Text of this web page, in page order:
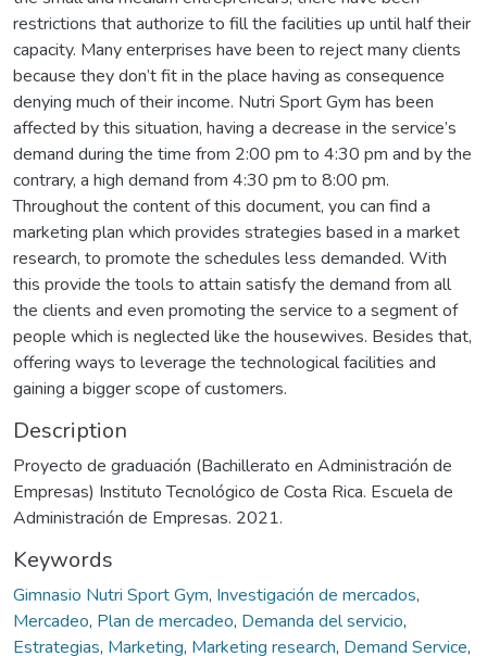
restrictions that authorize to fill the facilities up until half their
capacity. Many enterprises have been to reject many clients
because they don’t fit in the place having as consequence
denying much of their income. Nutri Sport Gym has been
affected by this situation, having a decrease in the service’s
demand during the time from 2:00 pm to 4:30 pm and by the
contrary, a high demand from 4:30 pm to 8:00 pm.
Throughout the content of this document, you can find a
marketing plan which provides strategies based in a market
research, to promote the schedules less demanded. With
this provide the tools to attain satisfy the demand from all
the clients and even promoting the service to a segment of
people which is neglected like the housewives. Besides that,
offering ways to leverage the technological facilities and
gaining a bigger scope of customers.
Description
Proyecto de graduación (Bachillerato en Administración de
Empresas) Instituto Tecnológico de Costa Rica. Escuela de
Administración de Empresas. 2021.
Keywords
Gimnasio Nutri Sport Gym, Investigación de mercados,
Mercadeo, Plan de mercadeo, Demanda del servicio,
Estrategias, Marketing, Marketing research, Demand Service,